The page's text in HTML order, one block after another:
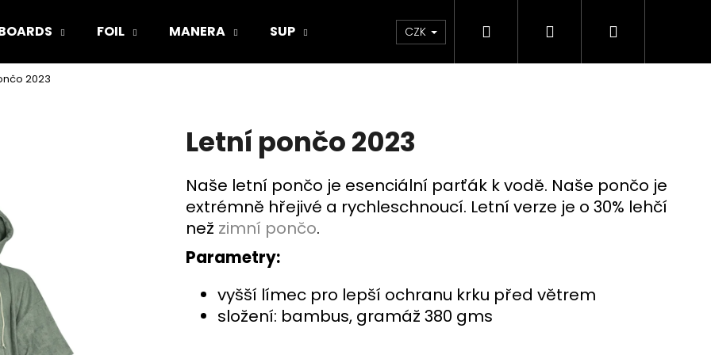
FOIL MANERA SUP VÝPRODEJCZK Hledat PřihlášeníNákupní
2023
Letní pončo 2023
Naše letní pončo je esenciální parťák k vodě. Naše pončo je
extrémně hřejivé a rychleschnoucí. Letní verze je o 30% lehčí
než zimní pončo.
Parametry:
vyšší límec pro lepší ochranu krku před větrem
složení: bambus, gramáž 380 gms
Co potřebujete najít?
HLEDAT